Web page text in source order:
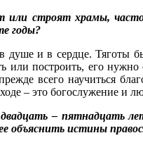
или строят храмы,
годы?
душе и в сердце.
или построить, его
всего научиться
– это богослужение и
– пятнадцать
объяснить истины